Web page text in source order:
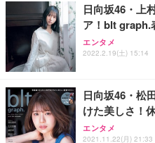
日向坂46・上
ア！blt graph.
エンタメ
2022.2.19(土) 15:14
日向坂46・松
けた美しさ！
エンタメ
2021.11.22(月) 21:33